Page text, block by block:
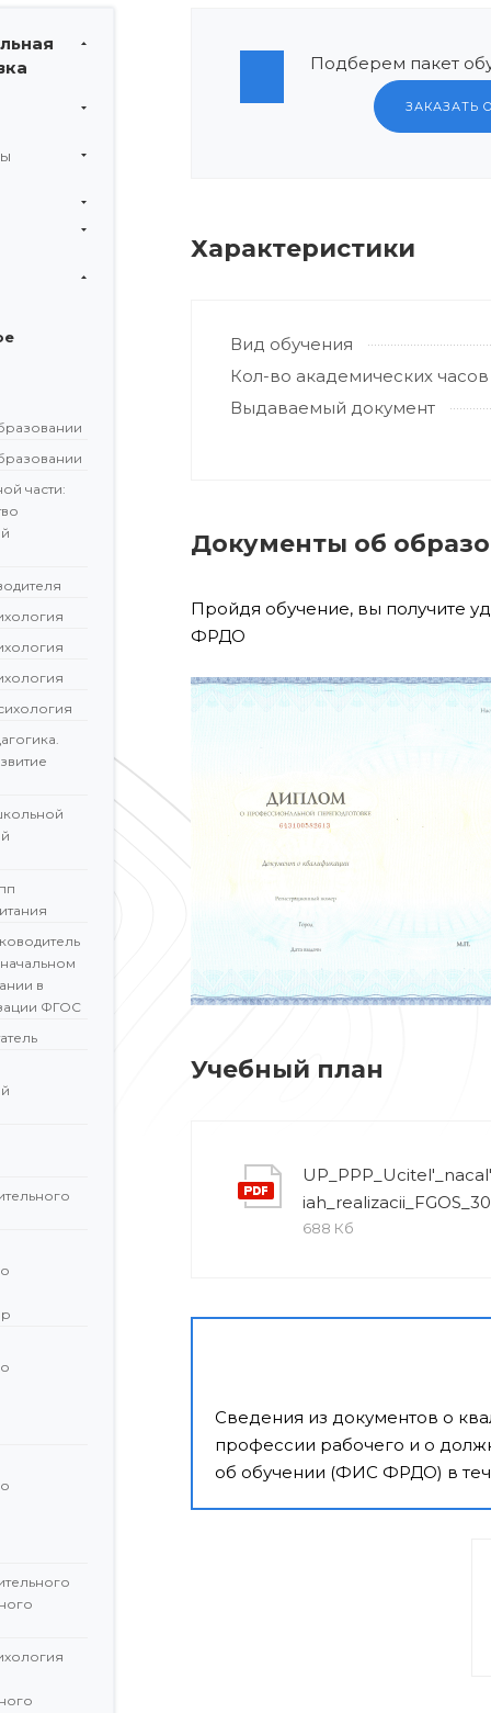
части:
в
ФГОС
Подберем пакет
ЗАКАЗАТЬ
Характеристики
Вид обучения
Кол-во академических часов
Выдаваемый документ
Документы об
Пройдя обучение, вы получите
ФРДО
Учебный план
688 Кб
Сведения из документов о
профессии рабочего и о
об обучении (ФИС ФРДО) в